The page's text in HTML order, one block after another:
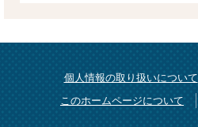
個人情報の取り扱いについて
このホームページについて